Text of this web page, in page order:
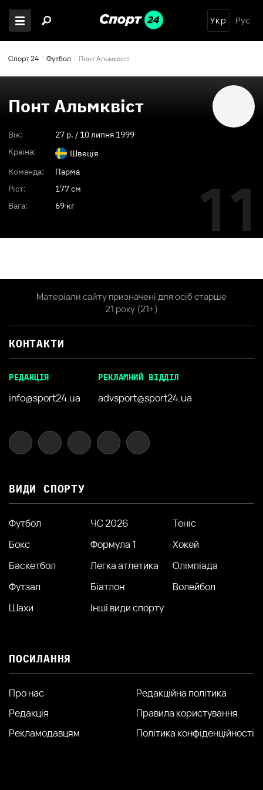
Укр Рус
Спорт 24 Футбол Понт Альмквіст
Понт Альмквіст
Вік: 27 p. / 10 липня 1999
Країна:
Швеція
Команда:
Парма
Ріст:
177 см
Вага:
69 кг 11
Матеріали сайту призначені для осіб старше
21 року (21+)
КОНТАКТИ
РЕДАКЦІЯ
info@sport24.ua
РЕКЛАМНИЙ ВІДДІЛ
advsport@sport24.ua
ВИДИ СПОРТУ
Футбол ЧС 2026
Теніс
Бокс
Формула 1
Хокей
Баскетбол
Легка атлетика
Олімпіада
Футзал
Біатлон
Волейбол
Шахи
Інші види спорту
ПОСИЛАННЯ
Про нас
Редакція
Рекламодавцям
Редакційна політика
Правила користування
Політика конфіденційності